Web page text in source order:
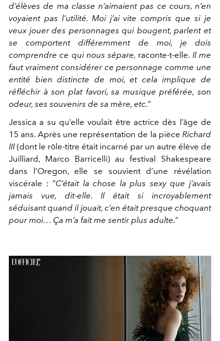
d’élèves de ma classe n’aimaient pas ce cours, n’en
voyaient pas l’utilité. Moi j’ai vite compris que si je
veux jouer des personnages qui bougent, parlent et
se comportentdifféremment de moi, je dois
comprendre ce qui noussépare, raconte-t-elle. Il me
faut vraiment considérer ce personnage comme une
entité bien distincte de moi, et cela implique de
réfléchir à son plat favori, sa musique préférée, son
odeur, ses souvenirs de sa mère, etc.”
Jessica a su qu’elle voulait être actrice dès l’âge de
15 ans. Après une représentation de la pièce Richard
III (dont le rôle-titre était incarné par un autre élève de
Juilliard, Marco Barricelli) au festival Shakespeare
dans l’Oregon, elle se souvient d’une révélation
viscérale : “C’était la chose la plus sexy quej’avais
jamais vue, dit-elle. Il était si incroyablement
séduisant quand il jouait, c’en était presque choquant
pour moi… Ça m’a fait me sentir plus adulte.”